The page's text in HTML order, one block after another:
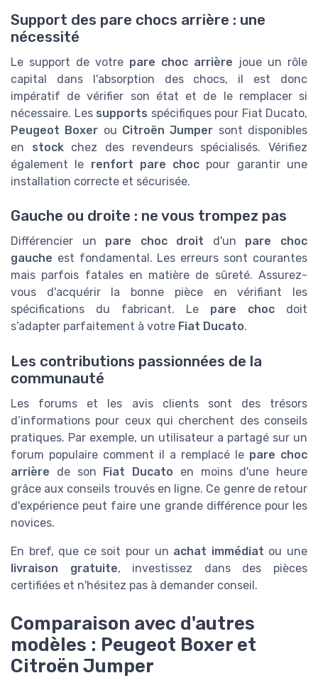
Support des pare chocs arrière : une
nécessité
Le support de votre pare choc arrière joue un rôle
capital dans l'absorption des chocs, il est donc
impératif de vérifier son état et de le remplacer si
nécessaire. Les supports spécifiques pour Fiat Ducato,
Peugeot Boxer ou Citroën Jumper sont disponibles
en stockchez des revendeurs spécialisés. Vérifiez
également le renfort pare choc pour garantir une
installation correcte et sécurisée.
Gauche ou droite : ne vous trompez pas
Différencier un pare choc droit d'un pare choc
gauche est fondamental. Les erreurs sont courantes
mais parfois fatales en matière de sûreté. Assurez-
vous d'acquérir la bonne pièce en vérifiant les
spécifications du fabricant. Le pare choc doit
s’adapter parfaitement à votre Fiat Ducato.
Les contributions passionnées de la
communauté
Les forums et les avis clients sont des trésors
d’informations pour ceux qui cherchent des conseils
pratiques. Par exemple, un utilisateur a partagé sur un
forum populaire comment il a remplacé le pare choc
arrière de son Fiat Ducato en moins d'une heure
grâce aux conseils trouvés en ligne. Ce genre de retour
d'expérience peut faire une grande différence pour les
novices.
En bref, que ce soit pour un achat immédiat ou une
livraison gratuite, investissez dans des pièces
certifiées et n'hésitez pas à demander conseil.
Comparaison avec d'autres
modèles : Peugeot Boxer et
Citroën Jumper